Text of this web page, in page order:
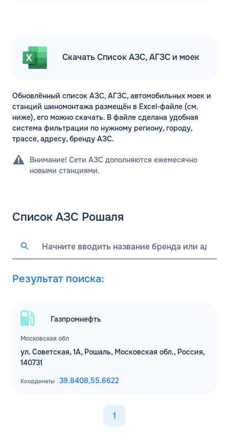
Скачать Список АЗС, АГЗС и моек
Обновлённый список АЗС, АГЗС, автомобильных моек и
станций шиномонтажа размещён в Excel-файле (см.
ниже), его можно скачать. В файле сделана удобная
система фильтрации по нужному региону, городу,
трассе, адресу, бренду АЗС.
Внимание! Сети АЗС дополняются ежемесячно
новыми станциями.
Список АЗС Рошаля
Результат поиска:
Московская обл
Газпромнефть
ул. Советская, 1А, Рошаль, Московская обл., Россия,
140731
Координаты 39.8408,55.6622
1